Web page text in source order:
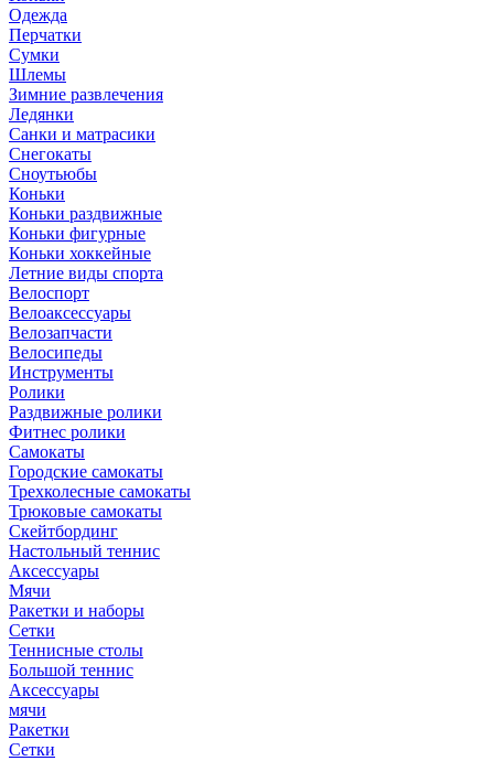
Одежда
Перчатки
Сумки
Шлемы
Зимние развлечения
Ледянки
Санки и матрасики
Снегокаты
Сноутьюбы
Коньки
Коньки раздвижные
Коньки фигурные
Коньки хоккейные
Летние виды спорта
Велоспорт
Велоаксессуары
Велозапчасти
Велосипеды
Инструменты
Ролики
Раздвижные ролики
Фитнес ролики
Самокаты
Городские самокаты
Трехколесные самокаты
Трюковые самокаты
Скейтбординг
Настольный теннис
Аксессуары
Мячи
Ракетки и наборы
Сетки
Теннисные столы
Большой теннис
Аксессуары
мячи
Ракетки
Сетки